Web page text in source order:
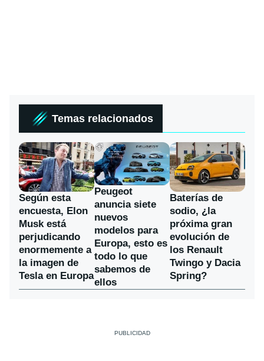
Temas relacionados
Según esta
encuesta, Elon
Musk está
perjudicando
enormemente a
la imagen de
Tesla en Europa
Peugeot
anuncia siete
nuevos
modelos para
Europa, esto es
todo lo que
sabemos de
ellos
Baterías de
sodio, ¿la
próxima gran
evolución de
los Renault
Twingo y Dacia
Spring?